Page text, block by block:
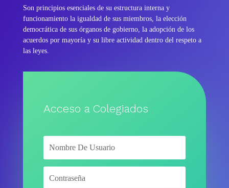
Son principios esenciales de su estructura interna y
funcionamiento la igualdad de sus miembros, la elección
democrática de sus órganos de gobierno, la adopción de los
acuerdos por mayoría y su libre actividad dentro del respeto a
las leyes.
Acceso a Colegiados